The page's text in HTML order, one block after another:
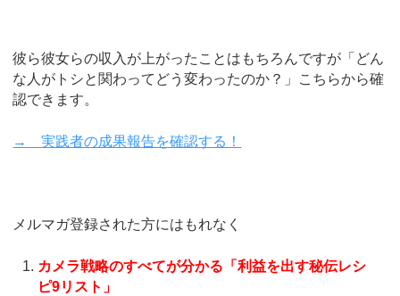
彼ら彼女らの収入が上がったことはもちろんですが「どん
な人がトシと関わってどう変わったのか？」こちらから確
認できます。
→ 実践者の成果報告を確認する！
メルマガ登録された方にはもれなく
カメラ戦略のすべてが分かる「利益を出す秘伝レシ
ピ9リスト」